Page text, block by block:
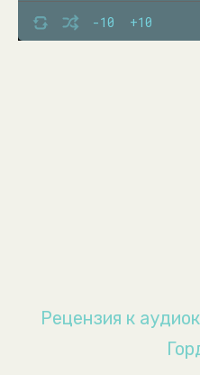
-10 +10
02_02_Польша Первая кровь
02_03_Польша Первая кровь
Рецензия к